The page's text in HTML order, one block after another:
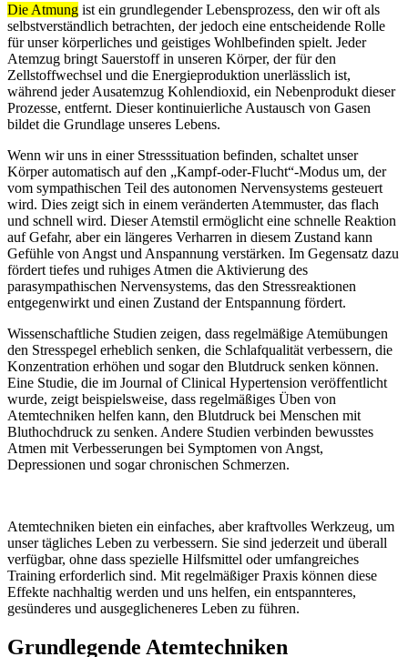
Die Atmung ist ein grundlegender Lebensprozess, den wir oft als
selbstverständlich betrachten, der jedoch eine entscheidende Rolle
für unser körperliches und geistiges Wohlbefinden spielt. Jeder
Atemzug bringt Sauerstoff in unseren Körper, der für den
Zellstoffwechsel und die Energieproduktion unerlässlich ist,
während jeder Ausatemzug Kohlendioxid, ein Nebenprodukt dieser
Prozesse, entfernt. Dieser kontinuierliche Austausch von Gasen
bildet die Grundlage unseres Lebens.
Wenn wir uns in einer Stresssituation befinden, schaltet unser
Körper automatisch auf den „Kampf-oder-Flucht“-Modus um, der
vom sympathischen Teil des autonomen Nervensystems gesteuert
wird. Dies zeigt sich in einem veränderten Atemmuster, das flach
und schnell wird. Dieser Atemstil ermöglicht eine schnelle Reaktion
auf Gefahr, aber ein längeres Verharren in diesem Zustand kann
Gefühle von Angst und Anspannung verstärken. Im Gegensatz dazu
fördert tiefes und ruhiges Atmen die Aktivierung des
parasympathischen Nervensystems, das den Stressreaktionen
entgegenwirkt und einen Zustand der Entspannung fördert.
Wissenschaftliche Studien zeigen, dass regelmäßige Atemübungen
den Stresspegel erheblich senken, die Schlafqualität verbessern, die
Konzentration erhöhen und sogar den Blutdruck senken können.
Eine Studie, die im Journal of Clinical Hypertension veröffentlicht
wurde, zeigt beispielsweise, dass regelmäßiges Üben von
Atemtechniken helfen kann, den Blutdruck bei Menschen mit
Bluthochdruck zu senken. Andere Studien verbinden bewusstes
Atmen mit Verbesserungen bei Symptomen von Angst,
Depressionen und sogar chronischen Schmerzen.
Atemtechniken bieten ein einfaches, aber kraftvolles Werkzeug, um
unser tägliches Leben zu verbessern. Sie sind jederzeit und überall
verfügbar, ohne dass spezielle Hilfsmittel oder umfangreiches
Training erforderlich sind. Mit regelmäßiger Praxis können diese
Effekte nachhaltig werden und uns helfen, ein entspannteres,
gesünderes und ausgeglicheneres Leben zu führen.
Grundlegende Atemtechniken